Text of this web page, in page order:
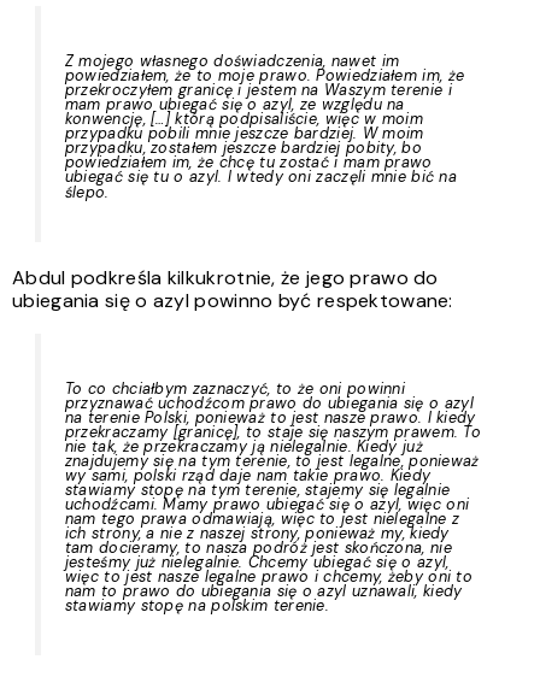
Z mojego własnego doświadczenia, nawet im
powiedziałem, że to moje prawo. Powiedziałem im, że
przekroczyłem granicę i jestem na Waszym terenie i
mam prawo ubiegać się o azyl, ze względu na
konwencję, […] którą podpisaliście, więc w moim
przypadku pobili mnie jeszcze bardziej. W moim
przypadku, zostałem jeszcze bardziej pobity, bo
powiedziałem im, że chcę tu zostać i mam prawo
ubiegać się tu o azyl. I wtedy oni zaczęli mnie bić na
ślepo.
Abdul podkreśla kilkukrotnie, że jego prawo do
ubiegania się o azyl powinno być respektowane:
To co chciałbym zaznaczyć, to że oni powinni
przyznawać uchodźcom prawo do ubiegania się o azyl
na terenie Polski, ponieważ to jest nasze prawo. I kiedy
przekraczamy [granicę], to staje się naszym prawem. To
nie tak, że przekraczamy ją nielegalnie. Kiedy już
znajdujemy się na tym terenie, to jest legalne, ponieważ
wy sami, polski rząd daje nam takie prawo. Kiedy
stawiamy stopę na tym terenie, stajemy się legalnie
uchodźcami. Mamy prawo ubiegać się o azyl, więc oni
nam tego prawa odmawiają, więc to jest nielegalne z
ich strony, a nie z naszej strony, ponieważ my, kiedy
tam docieramy, to nasza podróż jest skończona, nie
jesteśmy już nielegalnie. Chcemy ubiegać się o azyl,
więc to jest nasze legalne prawo i chcemy, żeby oni to
nam to prawo do ubiegania się o azyl uznawali, kiedy
stawiamy stopę na polskim terenie.